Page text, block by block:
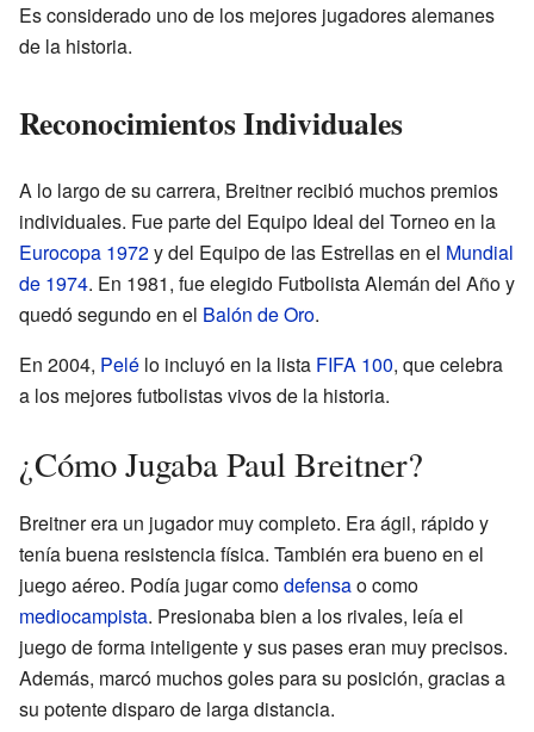
Es considerado uno de los mejores jugadores alemanes
de la historia.
Reconocimientos Individuales
A lo largo de su carrera, Breitner recibió muchos premios
individuales. Fue parte del Equipo Ideal del Torneo en la
Eurocopa 1972y del Equipo de las Estrellas en el Mundial
de 1974. En 1981, fue elegido Futbolista Alemán del Año y
quedó segundo en el Balón de Oro.
En 2004, Pelé lo incluyó en la lista FIFA 100, que celebra
a los mejores futbolistas vivos de la historia.
¿Cómo Jugaba Paul Breitner?
Breitner era un jugador muy completo. Era ágil, rápido y
tenía buena resistencia física. También era bueno en el
juego aéreo. Podía jugar comodefensao como
mediocampista. Presionaba bien a los rivales, leía el
juego de forma inteligente y sus pases eran muy precisos.
Además, marcó muchos goles para su posición, gracias a
su potente disparo de larga distancia.